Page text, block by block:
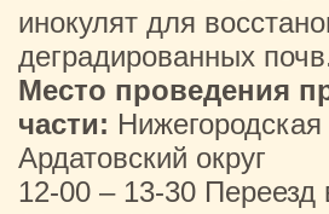
инокулят для
деградированных
Место проведения
части: Нижегородская
Ардатовский округ
12-00 – 13-30 Переезд